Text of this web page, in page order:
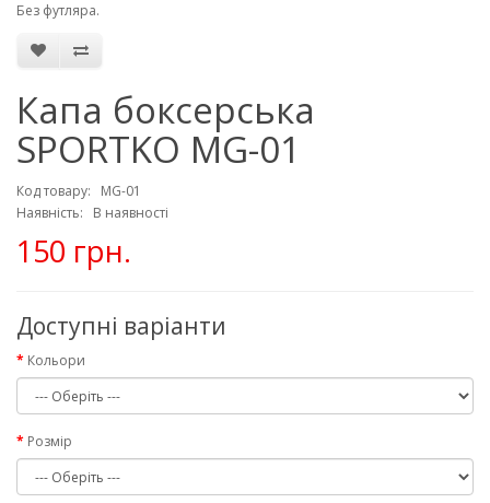
Без футляра.
Капа боксерська
SPORTKO MG-01
Код товару: MG-01
Наявність: В наявності
150 грн.
Доступні варіанти
Кольори
Розмір